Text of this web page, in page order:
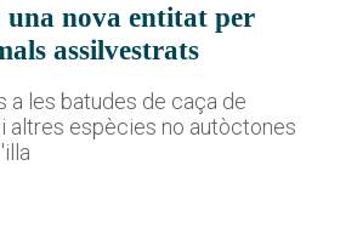
una nova entitat per
assilvestrats
a les batudes de caça de
altres espècies no autòctones